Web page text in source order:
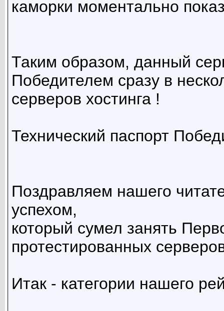
каморки моментально
Таким образом, данный
Победителем сразу в
серверов хостинга !
Технический паспорт
Поздравляем нашего
успехом,
который сумел занять
протестированных
Итак - категории нашего